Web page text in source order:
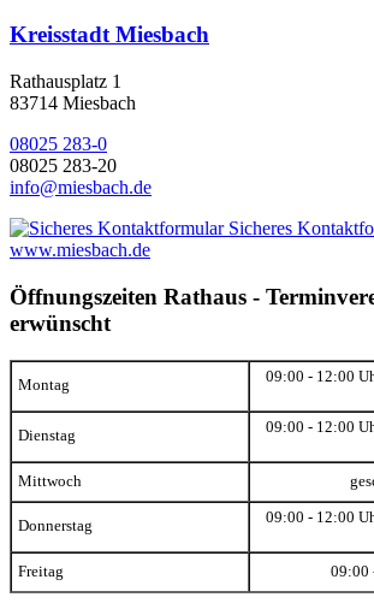
Kreisstadt Miesbach
Rathausplatz 1
83714 Miesbach
08025 283-0
08025 283-20
info@miesbach.de
Sicheres
www.miesbach.de
Öffnungszeiten Rathaus -
erwünscht
Montag
09:00 - 12:00
Dienstag
09:00 - 12:00
Mittwoch
Donnerstag
09:00 - 12:00
Freitag 09:00